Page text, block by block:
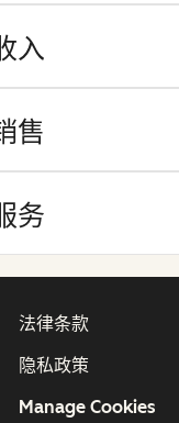
入
售
务
法律条款
隐私政策
Manage Cookies